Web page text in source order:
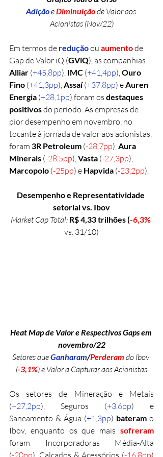
Adiçãoe Diminuição de Valor aos
Acionistas (Nov/22)
Em termos de reduçãoou aumento de
Gap de Valor iQ (GViQ), as companhias
Alliar (+45,8pp), IMC (+41,4pp), Ouro
Fino (+41,3pp), Assaí (+37,8pp) e Auren
Energia (+28,1pp) foram os destaques
positivos do período. As empresas de
pior desempenho em novembro, no
tocante à jornada de valor aos acionistas,
foram 3R Petroleum (-28,7pp), Aura
Minerals (-28,5pp), Vasta (-27,3pp),
Marcopolo (-25pp) e Hapvida (-23,2pp).
Desempenho e Representatividade
setorial vs. Ibov
Market Cap Total: R$ 4,33 trilhões (-6,3%
vs. 31/10)
Heat Map de Valor e Respectivos Gaps em
novembro/22
Setores que Ganharam/Perderam do Ibov
(-3,1%) e Valor a Capturar aos Acionistas
Os setores de Mineração e Metais
(+27,2pp), Seguros (+3,6pp) e
Saneamento & Água (+1,3pp) bateram o
Ibov, enquanto os que mais
foram Incorporadoras Média-Alta
(-20pp), Calçados & Acessórios (-16,8pp)